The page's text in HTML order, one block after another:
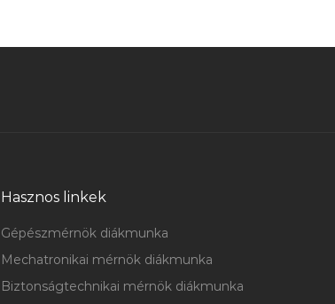
Hasznos linkek
Gépészmérnök diákmunka
Mechatronikai mérnök diákmunka
Biztonságtechnikai mérnök diákmunka